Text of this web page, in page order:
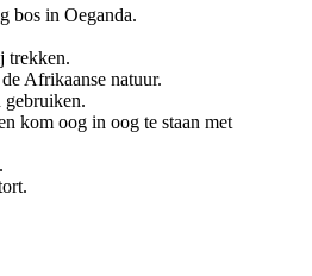
bos in Oeganda.
trekken.
Afrikaanse natuur.
gebruiken.
kom oog in oog te staan met